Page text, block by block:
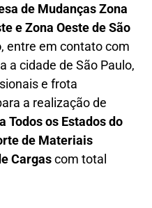
de Mudanças Zona
e Zona Oestede São
, entre em contato com
a cidade de São Paulo,
e frota
a realização de
Todos os Estados do
de Materiais
Cargascom total